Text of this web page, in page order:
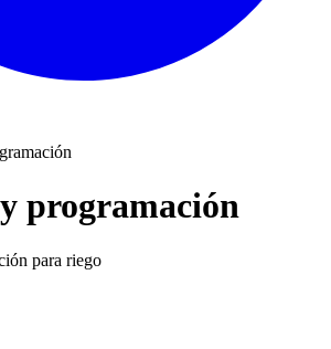
programación
para riego